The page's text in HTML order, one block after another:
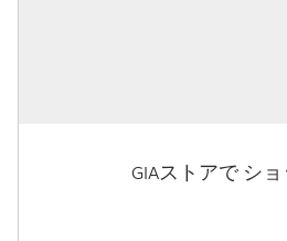
GIAストアで シ